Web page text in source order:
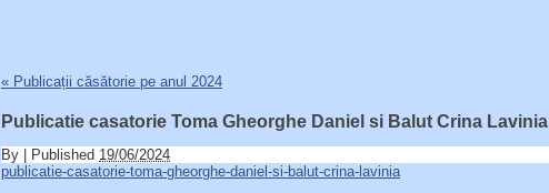
« Publicații căsătorie pe anul 2024
Publicatie casatorie Toma Gheorghe Daniel si Balut Crina Lavinia
By Published 19/06/2024
publicatie-casatorie-toma-gheorghe-daniel-si-balut-crina-lavinia